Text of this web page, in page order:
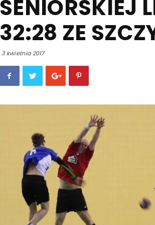
SENIORSKIEJ
32:28 ZE
3 kwietnia 2017